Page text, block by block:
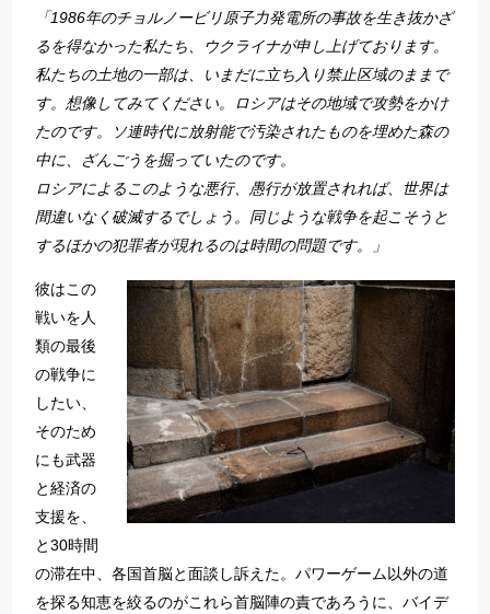
「1986年のチョルノービリ原子力発電所の事故を生き抜かざ
るを得なかった私たち、ウクライナが申し上げております。
私たちの土地の一部は、いまだに立ち入り禁止区域のままで
す。想像してみてください。ロシアはその地域で攻勢をかけ
たのです。ソ連時代に放射能で汚染されたものを埋めた森の
中に、ざんごうを掘っていたのです。
ロシアによるこのような悪行、愚行が放置されれば、世界は
間違いなく破滅するでしょう。同じような戦争を起こそうと
するほかの犯罪者が現れるのは時間の問題です。」
彼はこの
戦いを人
類の最後
の戦争に
したい、
そのため
にも武器
と経済の
支援を、
と30時間
の滞在中、各国首脳と面談し訴えた。パワーゲーム以外の道
を探る知恵を絞るのがこれら首脳陣の責であろうに、バイデ